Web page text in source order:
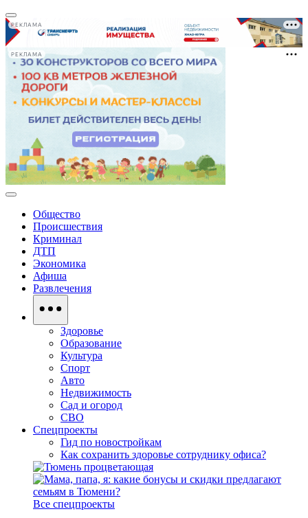
РЕКЛАМА
РЕКЛАМА
Общество
Происшествия
Криминал
ДТП
Экономика
Афиша
Развлечения
Здоровье
Образование
Культура
Спорт
Авто
Недвижимость
Сад и огород
СВО
Спецпроекты
Гид по новостройкам
Как сохранить здоровье сотруднику офиса?
Все спецпроекты